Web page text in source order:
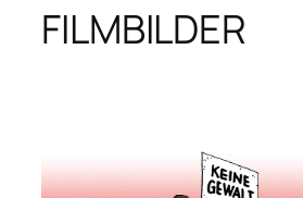
FILMBILDER